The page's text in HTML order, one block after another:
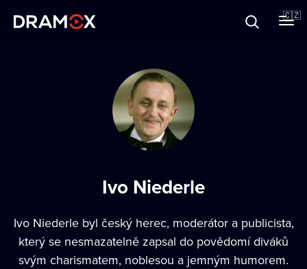
🇨🇿
Ivo Niederle
Ivo Niederle byl český herec, moderátor a publicista,
který se nesmazatelně zapsal do povědomí diváků
svým charismatem, noblesou a jemným humorem.